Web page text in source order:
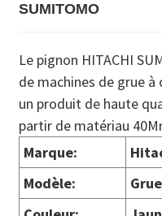
SUMITOMO
Le pignon HITACHI
de machines de grue
un produit de haute
partir de matériau
Marque:
Modèle: